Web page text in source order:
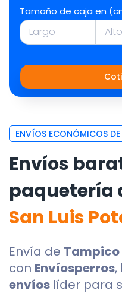
Tamaño de caja en
ENVÍOS ECONÓMICOS
Envíos
paquetería
San Luis
Envía de Tampico
con Envíosperros,
envíos líder para